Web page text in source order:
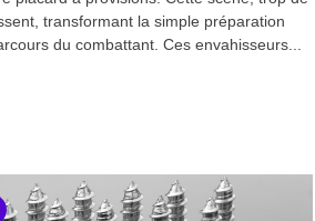
transformant la simple préparation
du combattant. Ces envahisseurs...